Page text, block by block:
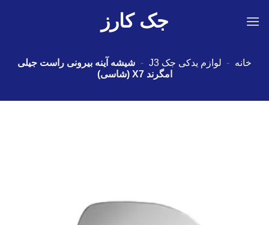
جک کارز
خانه - لوازم یدکی جک J3 - شیشه آینه بیرونی راست جیلی
امگرند X7 (شاسی)